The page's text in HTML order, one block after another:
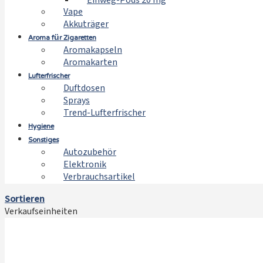
Vape
Akkuträger
Aroma für Zigaretten
Aromakapseln
Aromakarten
Lufterfrischer
Duftdosen
Sprays
Trend-Lufterfrischer
Hygiene
Sonstiges
Autozubehör
Elektronik
Verbrauchsartikel
Sortieren
Verkaufseinheiten